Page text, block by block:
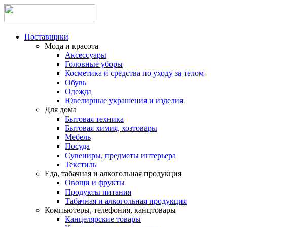
Поставщики
Мода и красота
Аксессуары
Головные уборы
Косметика и средства по уходу за телом
Обувь
Одежда
Ювелирные украшения и изделия
Для дома
Бытовая техника
Бытовая химия, хозтовары
Мебель
Посуда
Сувениры, предметы интерьера
Текстиль
Еда, табачная и алкогольная продукция
Овощи и фрукты
Продукты питания
Табачная и алкогольная продукция
Компьютеры, телефония, канцтовары
Канцелярские товары